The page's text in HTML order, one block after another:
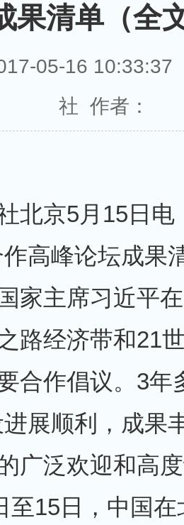
果清单（全
05-16 10:33:37
社 作者：
京5月15日电
作高峰论坛成果
主席习近平在
路经济带和21
合作倡议。3年
进展顺利，成果
广泛欢迎和高
至15日，中国在